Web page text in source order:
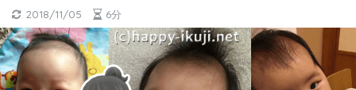
2018/11/05 6分